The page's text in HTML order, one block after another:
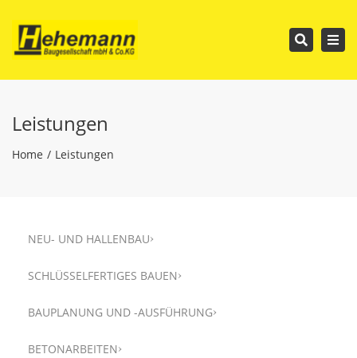
Search
Leistungen
Home Leistungen
NEU- UND HALLENBAU
SCHLÜSSELFERTIGES BAUEN
BAUPLANUNG UND -AUSFÜHRUNG
BETONARBEITEN